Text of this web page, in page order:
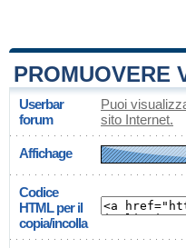
PROMUOVERE
Userbar
forum
Puoi
sito Internet.
Affichage
Codice
HTML per il
copia/incolla